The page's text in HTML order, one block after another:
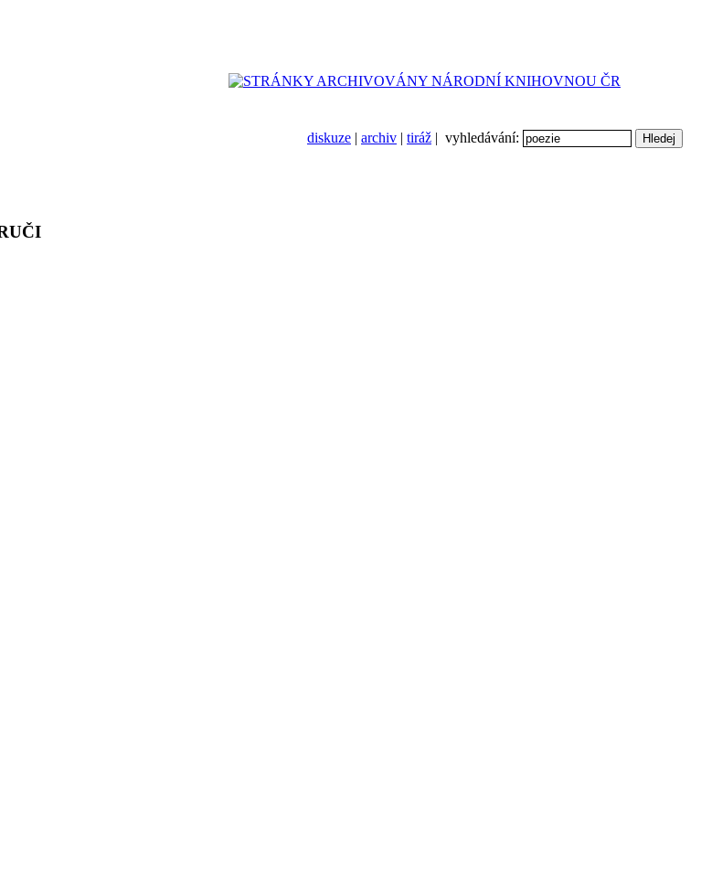
diskuze | archiv | tiráž | vyhledávání: